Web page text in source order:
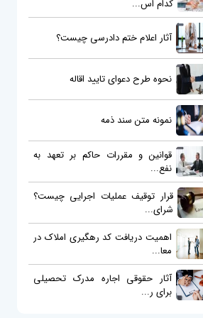
کدام اس...
آثار اعلام ختم دادرسی چیست؟
نحوه طرح دعوای تایید اقاله
نمونه متن سند ذمه
قوانین و مقررات حاکم بر تعهد به
نفع...
قرار توقیف عملیات اجرایی چیست؟
شرای...
اهمیت دریافت کد رهگیری املاک در
معا...
آثار حقوقی اجاره مدرک تحصیلی
برای ر...